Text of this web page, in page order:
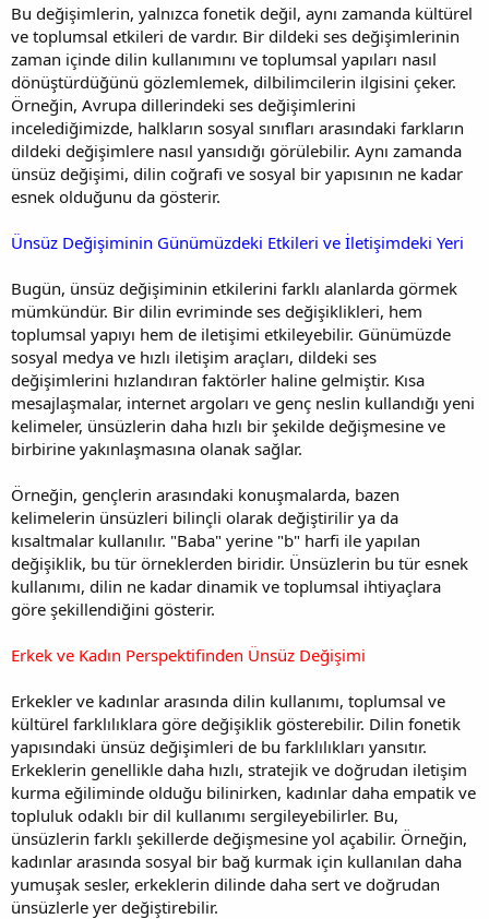
Bu değişimlerin, yalnızca fonetik değil, aynı zamanda kültürel
ve toplumsal etkileri de vardır. Bir dildeki ses değişimlerinin
zaman içinde dilin kullanımını ve toplumsal yapıları nasıl
dönüştürdüğünü gözlemlemek, dilbilimcilerin ilgisini çeker.
Örneğin, Avrupa dillerindeki ses değişimlerini
incelediğimizde, halkların sosyal sınıfları arasındaki farkların
dildeki değişimlere nasıl yansıdığı görülebilir. Aynı zamanda
ünsüz değişimi, dilin coğrafi ve sosyal bir yapısının ne kadar
esnek olduğunu da gösterir.
Ünsüz Değişiminin Günümüzdeki Etkileri ve İletişimdeki Yeri
Bugün, ünsüz değişiminin etkilerini farklı alanlarda görmek
mümkündür. Bir dilin evriminde ses değişiklikleri, hem
toplumsal yapıyı hem de iletişimi etkileyebilir. Günümüzde
sosyal medya ve hızlı iletişim araçları, dildeki ses
değişimlerini hızlandıran faktörler haline gelmiştir. Kısa
mesajlaşmalar, internet argoları ve genç neslin kullandığı yeni
kelimeler, ünsüzlerin daha hızlı bir şekilde değişmesine ve
birbirine yakınlaşmasına olanak sağlar.
Örneğin, gençlerin arasındaki konuşmalarda, bazen
kelimelerin ünsüzleri bilinçli olarak değiştirilir ya da
kısaltmalar kullanılır. "Baba" yerine "b" harfi ile yapılan
değişiklik, bu tür örneklerden biridir. Ünsüzlerin bu tür esnek
kullanımı, dilin ne kadar dinamik ve toplumsal ihtiyaçlara
göre şekillendiğini gösterir.
Erkek ve Kadın Perspektifinden Ünsüz Değişimi
Erkekler ve kadınlar arasında dilin kullanımı, toplumsal ve
kültürel farklılıklara göre değişiklik gösterebilir. Dilin fonetik
yapısındaki ünsüz değişimleri de bu farklılıkları yansıtır.
Erkeklerin genellikle daha hızlı, stratejik ve doğrudan iletişim
kurma eğiliminde olduğu bilinirken, kadınlar daha empatik ve
topluluk odaklı bir dil kullanımı sergileyebilirler. Bu,
ünsüzlerin farklı şekillerde değişmesine yol açabilir. Örneğin,
kadınlar arasında sosyal bir bağ kurmak için kullanılan daha
yumuşak sesler, erkeklerin dilinde daha sert ve doğrudan
ünsüzlerle yer değiştirebilir.